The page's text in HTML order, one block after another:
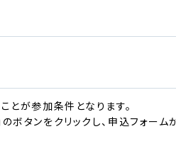
とが参加条件となります。
のボタンをクリックし、申込フォー